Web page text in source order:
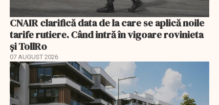
CNAIR clarifică data de la care se aplică noile
tarife rutiere. Când intră în vigoare rovinieta
și TollRo
07 AUGUST 2026